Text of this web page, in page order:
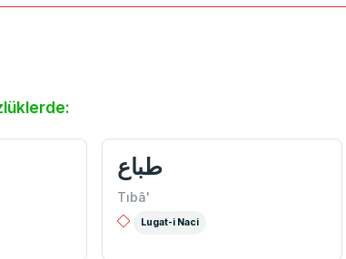
طباع
Tıbâ'
Lugat-i Naci